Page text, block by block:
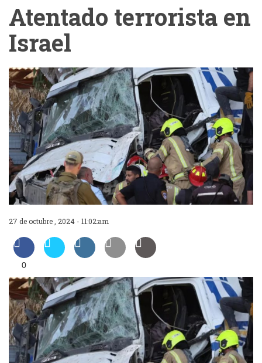
Atentado terrorista en
Israel
27 de octubre , 2024 - 11:02:am
0